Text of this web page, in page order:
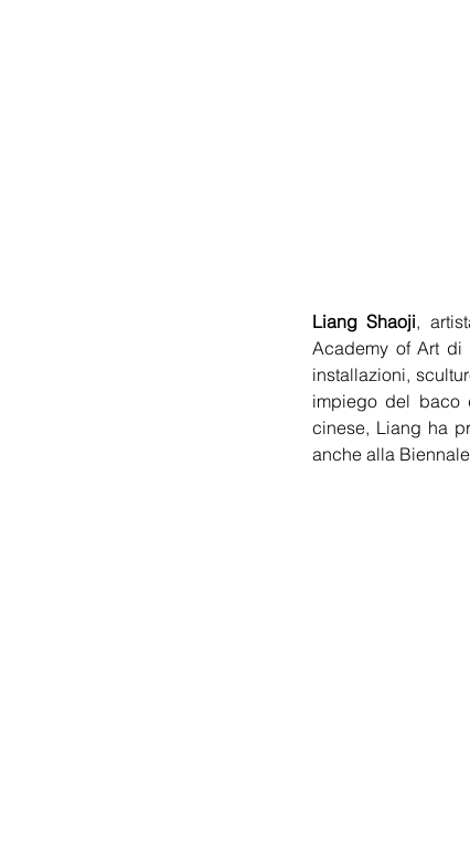
Liang Shaoji,
Academy of Art di
installazioni,
impiego del baco
cinese, Liang ha
anche alla